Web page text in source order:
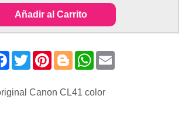
Añadir al Carrito
Facebook
TwitterPinterest
BloggerWhatsApp
Canon CL41 color